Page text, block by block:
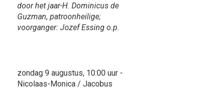
door het jaar-H. Dominicus de
Guzman, patroonheilige;
voorganger: Jozef Essing o.p.
zondag 9 augustus, 10:00 uur -
Nicolaas-Monica / Jacobus